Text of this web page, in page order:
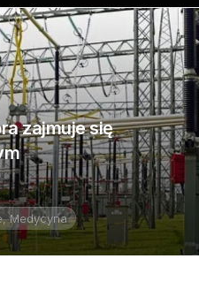
zajmuje się
Medycyna